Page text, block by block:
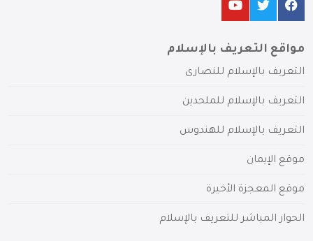
مواقع التعريف بالإسلام
التعريف بالإسلام للنصارى
التعريف بالإسلام للملحدين
التعريف بالإسلام للهندوس
موقع الإيمان
موقع المعجزة الأخيرة
الحوار المباشر للتعريف بالإسلام